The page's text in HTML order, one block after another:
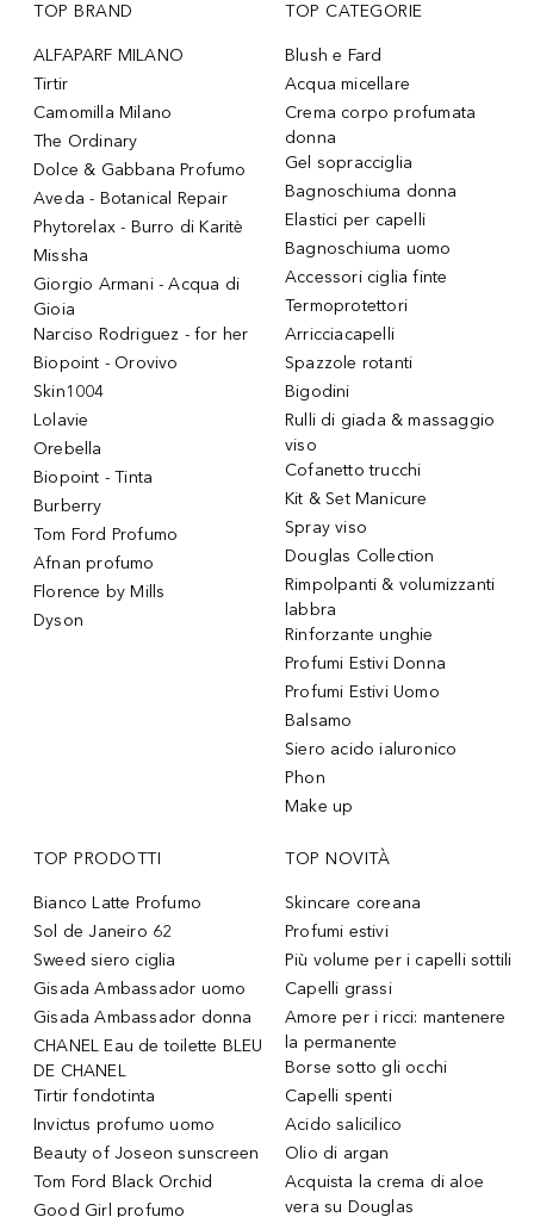
TOP BRAND
ALFAPARF MILANO
Tirtir
Camomilla Milano
The Ordinary
Dolce & Gabbana Profumo
Aveda - Botanical Repair
Phytorelax - Burro di Karitè
Missha
Giorgio Armani - Acqua di
Gioia
Narciso Rodriguez - for her
Biopoint - Orovivo
Skin1004
Lolavie
Orebella
Biopoint - Tinta
Burberry
Tom Ford Profumo
Afnan profumo
Florence by Mills
Dyson
TOP CATEGORIE
Blush e Fard
Acqua micellare
Crema corpo profumata
donna
Gel sopracciglia
Bagnoschiuma donna
Elastici per capelli
Bagnoschiuma uomo
Accessori ciglia finte
Termoprotettori
Arricciacapelli
Spazzole rotanti
Bigodini
Rulli di giada & massaggio
viso
Cofanetto trucchi
Kit & Set Manicure
Spray viso
Douglas Collection
Rimpolpanti & volumizzanti
labbra
Rinforzante unghie
Profumi Estivi Donna
Profumi Estivi Uomo
Balsamo
Siero acido ialuronico
Phon
Make up
TOP PRODOTTI
Bianco Latte Profumo
Sol de Janeiro 62
Sweed siero ciglia
Gisada Ambassador uomo
Gisada Ambassador donna
CHANEL Eau de toilette BLEU
DE CHANEL
Tirtir fondotinta
Invictus profumo uomo
Beauty of Joseon sunscreen
Tom Ford Black Orchid
Good Girl profumo
TOP NOVITÀ
Skincare coreana
Profumi estivi
Più volume per i capelli sottili
Capelli grassi
Amore per i ricci: mantenere
la permanente
Borse sotto gli occhi
Capelli spenti
Acido salicilico
Olio di argan
Acquista la crema di aloe
vera su Douglas